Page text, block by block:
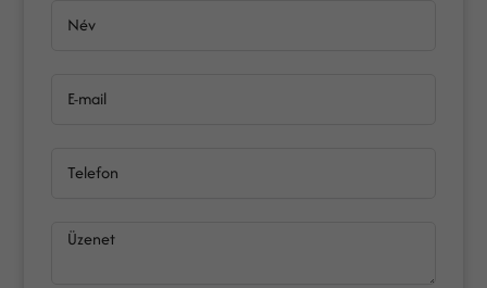
Név
E-mail
Telefon
Üzenet